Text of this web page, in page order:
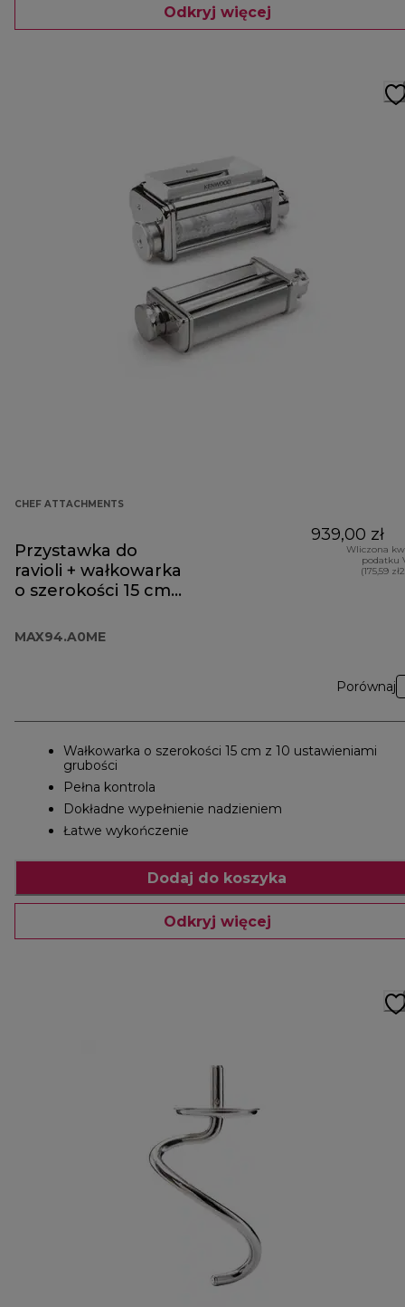
Odkryj więcej
CHEF ATTACHMENTS
Przystawka do
ravioli + wałkowarka
o szerokości 15 cm
MAX94.A0ME
939,00 zł
Wliczona
podatku
(175,59
Porównaj
Wałkowarka o szerokości 15 cm z 10 ustawieniami
grubości
Pełna kontrola
Dokładne wypełnienie nadzieniem
Łatwe wykończenie
Dodaj do koszyka
Odkryj więcej